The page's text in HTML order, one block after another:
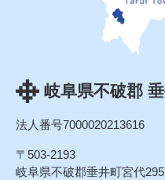
岐阜県不破郡
法人番号7000020213616
〒503-2193
岐阜県不破郡垂井町宮代